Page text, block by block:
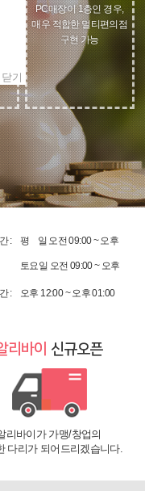
PC매장이 1층인 경우,
매우 적합한 멀티편의점
구현 가능
: 평
일 오전 09:00 ~ 오후
토요일 오전 09:00 ~ 오후
:
오후 12:00 ~ 오후 01:00
리바이 신규오픈
리바이가 가맹/창업의
다리가 되어드리겠습니다.
기